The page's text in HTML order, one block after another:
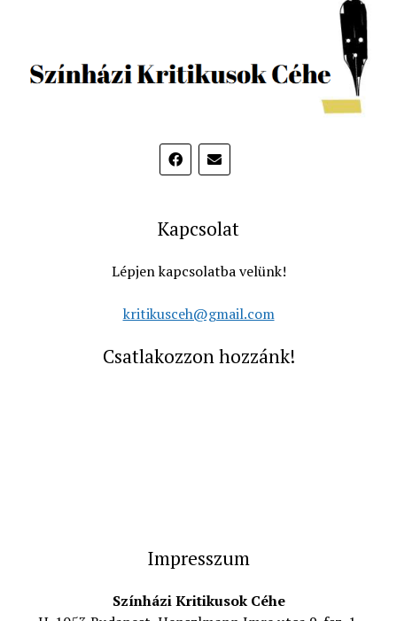
Kapcsolat
Lépjen kapcsolatba velünk!
kritikusceh@gmail.com
Csatlakozzon hozzánk!
Impresszum
Színházi Kritikusok Céhe